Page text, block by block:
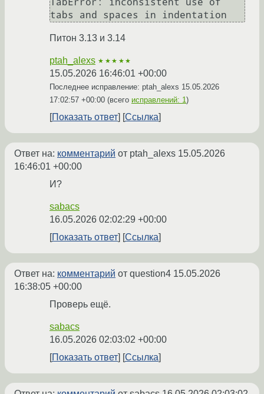
Питон 3.13 и 3.14
ptah_alexs ★★★★★
15.05.2026 16:46:01 +00:00
Последнее исправление: ptah_alexs 15.05.2026
17:02:57 +00:00 (всего исправлений: 1 )
Показать ответ Ссылка
Ответ на: комментарий от ptah_alexs 15.05.2026
16:46:01 +00:00
И?
sabacs
16.05.2026 02:02:29 +00:00
Показать ответ
Ссылка
Ответ на: комментарий от question4 15.05.2026
16:38:05 +00:00
Проверь ещё.
sabacs
16.05.2026 02:03:02 +00:00
Показать ответ
Ссылка